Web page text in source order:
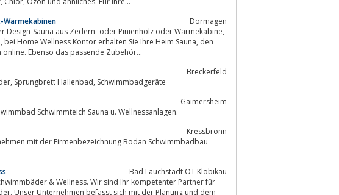
Wärmekabinen
Dormagen
Ebenso das passende Zubehör...
Breckerfeld
Armin Rahn - Kunststofftechnik - Sprungbretter Schwimmbäder, Sprungbrett Hallenbad, Schwimmbadgeräte
Gaimersheim
Schwimmteich Sauna u. Wellnessanlagen.
Kressbronn
mit der Firmenbezeichnung Bodan Schwimmbadbau
Bad Lauchstädt OT Klobikau
& Wellness. Wir sind Ihr kompetenter Partner für
Unser Unternehmen befasst sich mit der Planung und dem